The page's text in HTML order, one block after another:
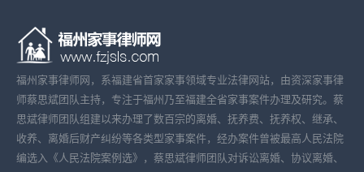
福州家事律师网，系福建省首家家事领域专业法律网站，由资深家事律
师蔡思斌团队主持，专注于福州乃至福建全省家事案件办理及研究。蔡
思斌律师团队组建以来办理了数百宗的离婚、抚养费、抚养权、继承、
收养、离婚后财产纠纷等各类型家事案件，经办案件曾被最高人民法院
编选入《人民法院案例选》，蔡思斌律师团队对诉讼离婚、协议离婚、